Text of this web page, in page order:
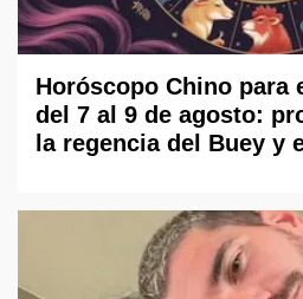
Horóscopo Chino para
del 7 al 9 de agosto:
la regencia del Buey y